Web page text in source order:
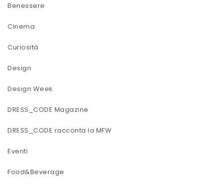
Benessere
Cinema
Curiosità
Design
Design Week
DRESS_CODE Magazine
DRESS_CODE racconta la MFW
Eventi
Food&Beverage